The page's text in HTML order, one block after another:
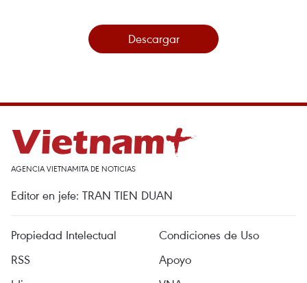
Descargar
AGENCIA VIETNAMITA DE NOTICIAS
Editor en jefe: TRAN TIEN DUAN
Propiedad Intelectual
Condiciones de Uso
RSS
Apoyo